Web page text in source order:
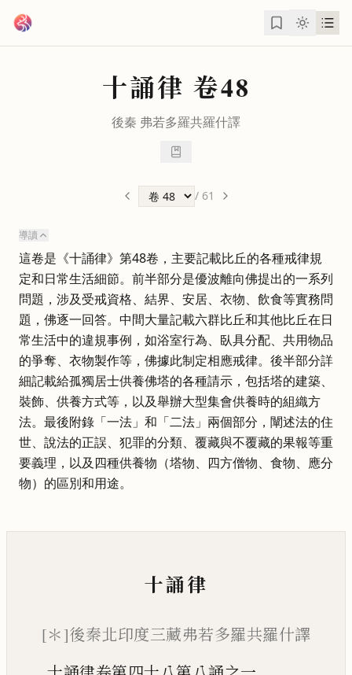
十誦律 卷48
後秦 弗若多羅共羅什譯
/ 61
導讀
這卷是《十誦律》第48卷，主要記載比丘的各種戒律規
定和日常生活細節。前半部分是優波離向佛提出的一系列
問題，涉及受戒資格、結界、安居、衣物、飲食等實務問
題，佛逐一回答。中間大量記載六群比丘和其他比丘在日
常生活中的違規事例，如浴室行為、臥具分配、共用物品
的爭奪、衣物製作等，佛據此制定相應戒律。後半部分詳
細記載給孤獨居士供養佛塔的各種請示，包括塔的建築、
裝飾、供養方式等，以及舉辦大型集會供養時的組織方
法。最後附錄「一法」和「二法」兩個部分，闡述法的住
世、說法的正誤、犯罪的分類、覆藏與不覆藏的果報等重
要義理，以及四種供養物（塔物、四方僧物、食物、應分
物）的區別和用途。
十誦律
[＊]後秦北印度三藏弗若多羅共羅什譯